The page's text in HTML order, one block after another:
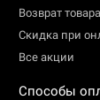
Возврат товара
Скидка при
Все акции
Способы